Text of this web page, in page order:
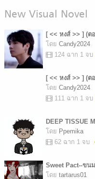
New Visual Novel
[ << หงส์ >> ] (ต
โดย Candy2024
124 ฉาก 1 จบ
[ << หงส์ >> ] (ต
โดย Candy2024
111 ฉาก 1 จบ
DEEP TISSUE
โดย Ppemika​
62 ฉาก 1 จบ
Sweet Pact--ข
โดย tartarus01